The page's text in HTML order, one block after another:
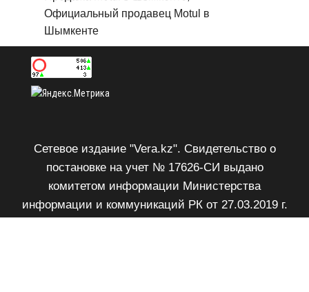
Официальный продавец Motul в
Шымкенте
Сетевое издание "Vera.kz". Свидетельство о
постановке на учет № 17626-СИ выдано
комитетом информации Министерства
информации и коммуникаций РК от 27.03.2019 г.